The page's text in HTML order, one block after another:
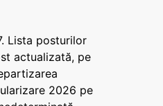
Lista posturilor
actualizată, pe
2026 pe